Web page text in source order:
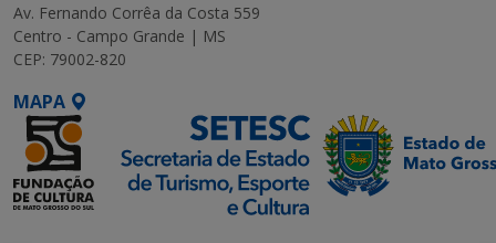
Av. Fernando Corrêa da Costa 559
Centro - Campo Grande | MS
CEP: 79002-820
MAPA